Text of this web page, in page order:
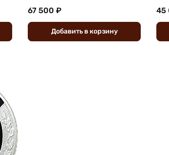
67 500 ₽
Добавить вкорзину
45